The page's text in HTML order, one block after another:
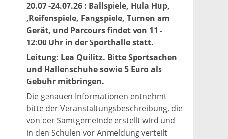
20.07 -24.07.26 : Ballspiele, Hula Hup,
,Reifenspiele, Fangspiele, Turnen am
Gerät, und Parcours findet von 11 -
12:00 Uhr in der Sporthalle statt.
Leitung: Lea Quilitz. Bitte Sportsachen
und Hallenschuhe sowie 5 Euro als
Gebühr mitbringen.
Die genauen Informationen entnehmt
bitte der Veranstaltungsbeschreibung, die
von der Samtgemeinde erstellt wird und
in den Schulen vor Anmeldung verteilt